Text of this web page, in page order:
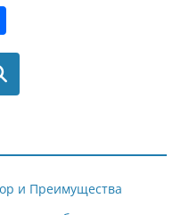
т
п
р
в
ии Преимущества